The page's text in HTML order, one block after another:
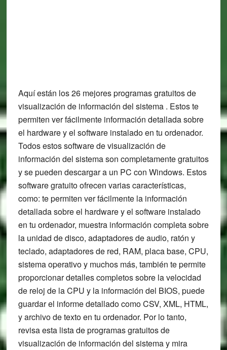
Aquí están los 26 mejores programas gratuitos de
visualización de información del sistema . Estos te
permiten ver fácilmente información detallada sobre
el hardware y el software instalado en tu ordenador.
Todos estos software de visualización de
información del sistema son completamente gratuitos
y se pueden descargar a un PC con Windows. Estos
software gratuito ofrecen varias características,
como: te permiten ver fácilmente la información
detallada sobre el hardware y el software instalado
en tu ordenador, muestra información completa sobre
la unidad de disco, adaptadores de audio, ratón y
teclado, adaptadores de red, RAM, placa base, CPU,
sistema operativo y muchos más, también te permite
proporcionar detalles completos sobre la velocidad
de reloj de la CPU y la información del BIOS, puede
guardar el informe detallado como CSV, XML, HTML,
y archivo de texto en tu ordenador. Por lo tanto,
revisa esta lista de programas gratuitos de
visualización de información del sistema y mira